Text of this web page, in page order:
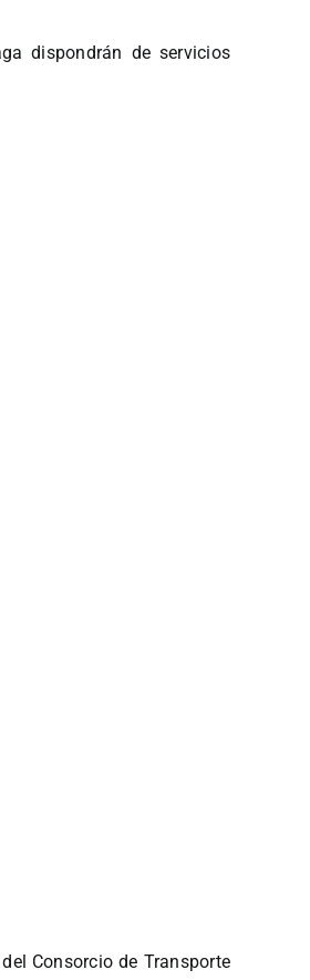
dispondrán de servicios
Consorcio de Transporte